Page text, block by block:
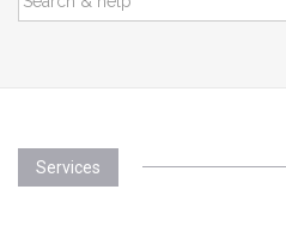
FOR:
Services